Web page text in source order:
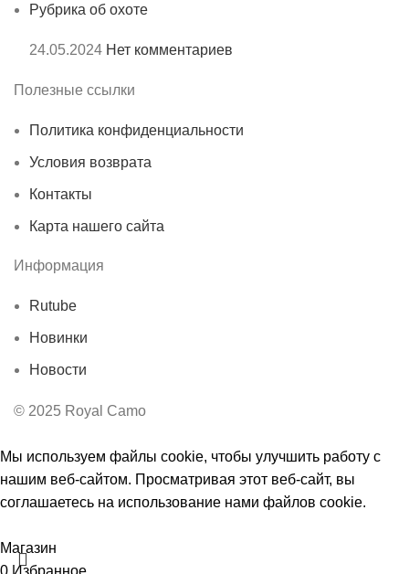
Рубрика об охоте
24.05.2024 Нет комментариев
Полезные ссылки
Политика конфиденциальности
Условия возврата
Контакты
Карта нашего сайта
Информация
Rutube
Новинки
Новости
© 2025 Royal Camo
Мы используем файлы cookie, чтобы улучшить работу с
нашим веб-сайтом. Просматривая этот веб-сайт, вы
соглашаетесь на использование нами файлов cookie.
Магазин